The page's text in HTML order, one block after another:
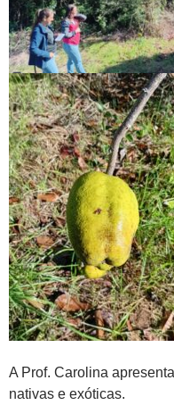
A Prof. Carolina
nativas e exóticas.